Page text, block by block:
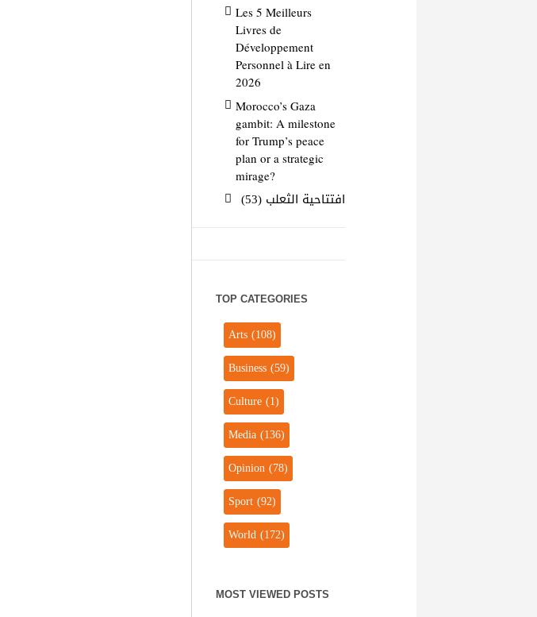
Les 5 Meilleurs
Livres de
Développement
Personnel à Lire en
2026
Morocco’s Gaza
gambit: A milestone
for Trump’s peace
plan or a strategic
mirage?
افتتاحية الثعلب (53)
TOP CATEGORIES
Arts(108)
Business(59)
Culture(1)
Media(136)
Opinion(78)
Sport(92)
World(172)
MOST VIEWED POSTS